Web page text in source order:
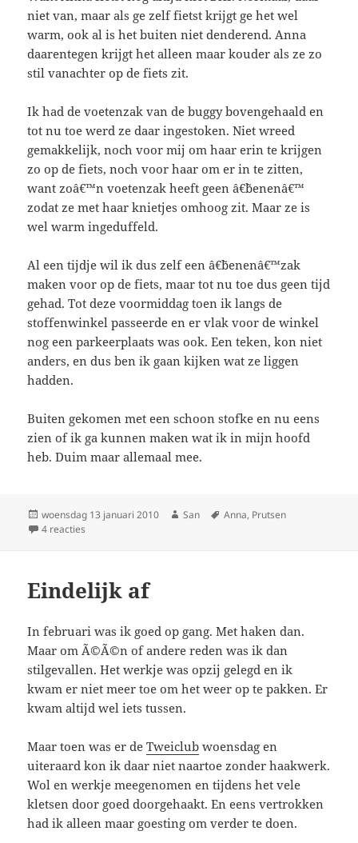
niet van, maar als ge zelf fietst krijgt ge het wel
warm, ook al is het buiten niet denderend. Anna
daarentegen krijgt het alleen maar kouder als ze zo
stil vanachter op de fiets zit.
Ik had de voetenzak van de buggy bovengehaald en
tot nu toe werd ze daar ingestoken. Niet wreed
gemakkelijk, noch voor mij om haar erin te krijgen
zo op de fiets, noch voor haar om er in te zitten,
want zoâ€™n voetenzak heeft geen â€˜benenâ€™
zodat ze met haar knietjes omhoog zit. Maar ze is
wel warm ingeduffeld.
Al een tijdje wil ik dus zelf een â€˜benenâ€™zak
maken voor op de fiets, maar tot nu toe dus geen tijd
gehad. Tot deze voormiddag toen ik langs de
stoffenwinkel passeerde en er vlak voor de winkel
nog een parkeerplaats was ook. Een teken, kon niet
anders, en dus ben ik gaan kijken wat ze liggen
hadden.
Buiten gekomen met een schoon stofke en nu eens
zien of ik ga kunnen maken wat ik in mijn hoofd
heb. Duim maar allemaal mee.
Geplaatst
op
woensdag 13 januari 2010 Auteur
San Tags
Anna, Prutsen
4 reacties
Eindelijk af
In februari was ik goed op gang. Met haken dan.
Maar om Ã©Ã©n of andere reden was ik dan
stilgevallen. Het werkje was opzij gelegd en ik
kwam er niet meer toe om het weer op te pakken. Er
kwam altijd wel iets tussen.
Maar toen was er deTweiclub woensdag en
uiteraard kon ik daar niet naartoe zonder haakwerk.
Wol en werkje meegenomen en tijdens het vele
kletsen door goed doorgehaakt. En eens vertrokken
had ik alleen maar goesting om verder te doen.